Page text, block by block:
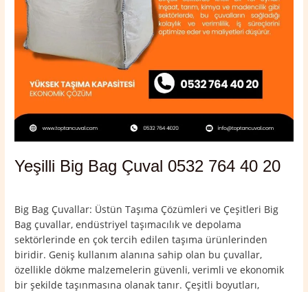
Yeşilli Big Bag Çuval 0532 764 40 20
Big Bag Çuvallar: Üstün Taşıma Çözümleri ve Çeşitleri Big
Bag çuvallar, endüstriyel taşımacılık ve depolama
sektörlerinde en çok tercih edilen taşıma ürünlerinden
biridir. Geniş kullanım alanına sahip olan bu çuvallar,
özellikle dökme malzemelerin güvenli, verimli ve ekonomik
bir şekilde taşınmasına olanak tanır. Çeşitli boyutları,